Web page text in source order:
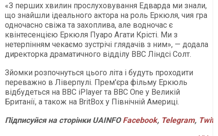
«З перших хвилин прослуховування Едварда ми знали,
що знайшли ідеального актора на роль Еркюля, чия гра
одночасно свіжа та захоплива, але водночас є
квінтесенцією Еркюля Пуаро Агати Крісті. Ми з
нетерпінням чекаємо зустрічі глядачів з ним», — додала
директорка драматичного відділу BBC Ліндсі Солт.
Зйомки розпочнуться цього літа і будуть проходити
переважно в Ліверпулі. Прем'єра фільму Еркюль
відбудеться на BBC iPlayer та BBC One у Великій
Британії, а також на BritBox у Північній Америці.
ПідписуйсянасторінкиUAINFO Facebook, Telegram,